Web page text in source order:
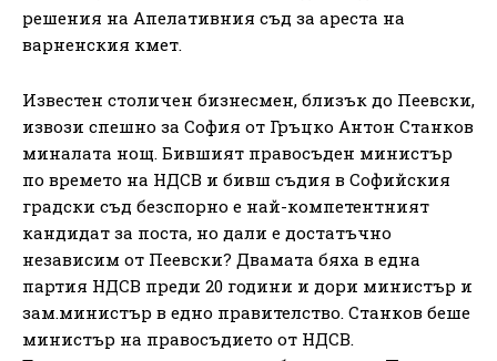
решения на Апелативния съд за ареста на
варненския кмет.
Известен столичен бизнесмен, близък до Пеевски,
извози спешно за София от Гръцко Антон Станков
миналата нощ. Бившият правосъден министър
по времето на НДСВ и бивш съдия в Софийския
градски съд безспорно е най-компетентният
кандидат за поста, но дали е достатъчно
независим от Пеевски? Двамата бяха в една
партия НДСВ преди 20 години и дори министър и
зам.министър в едно правителство. Станков беше
министър на правосъдието от НДСВ.